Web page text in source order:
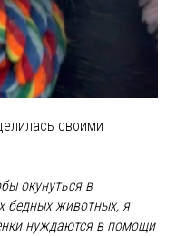
своими
окунуться в
бедных животных, я
нуждаются в помощи